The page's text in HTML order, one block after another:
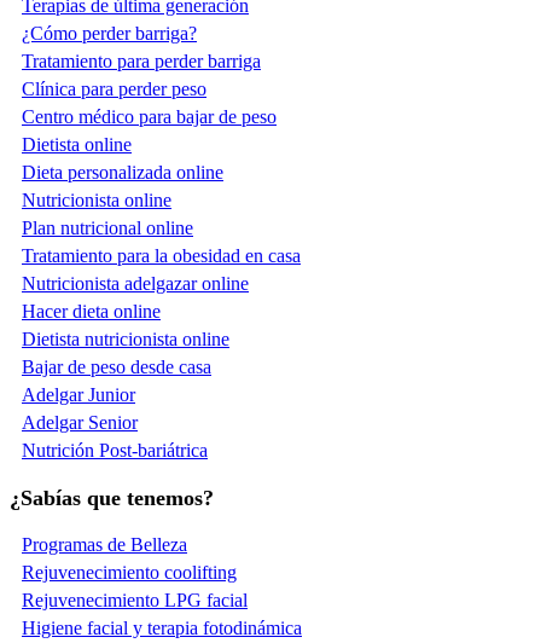
Terapias de última generación
¿Cómo perder barriga?
Tratamiento para perder barriga
Clínica para perder peso
Centro médico para bajar de peso
Dietista online
Dieta personalizada online
Nutricionista online
Plan nutricional online
Tratamiento para la obesidad en casa
Nutricionista adelgazar online
Hacer dieta online
Dietista nutricionista online
Bajar de peso desde casa
Adelgar Junior
Adelgar Senior
Nutrición Post-bariátrica
¿Sabías que tenemos?
Programas de Belleza
Rejuvenecimiento coolifting
Rejuvenecimiento LPG facial
Higiene facial y terapia fotodinámica